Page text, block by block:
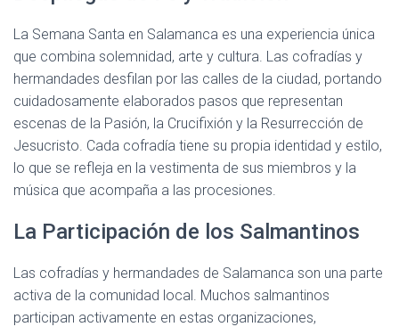
La Semana Santa en Salamanca es una experiencia única
que combina solemnidad, arte y cultura. Las cofradías y
hermandades desfilan por las calles de la ciudad, portando
cuidadosamente elaborados pasos que representan
escenas de la Pasión, la Crucifixión y la Resurrección de
Jesucristo. Cada cofradía tiene su propia identidad y estilo,
lo que se refleja en la vestimenta de sus miembros y la
música que acompaña a las procesiones.
La Participación de los Salmantinos
Las cofradías y hermandades de Salamanca son una parte
activa de la comunidad local. Muchos salmantinos
participan activamente en estas organizaciones,